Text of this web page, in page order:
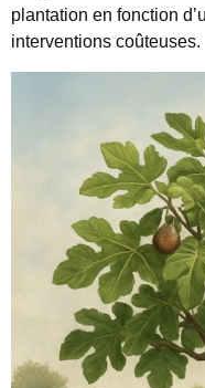
plantation en fonction
interventions coûteuses.